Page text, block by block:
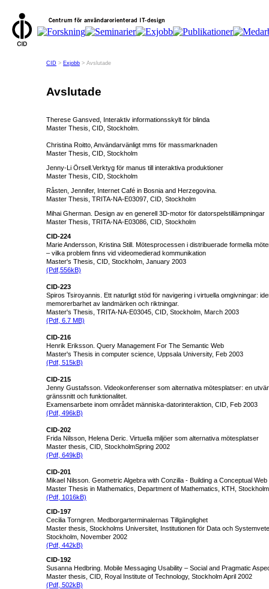
CID > Exjobb > Avslutade
Avslutade
Therese Gansved, Interaktiv informationsskylt för blinda
Master Thesis, CID, Stockholm.
Christina Roitto, Användarvänligt mms för massmarknaden
Master Thesis, CID, Stockholm
Jenny-Li Örsell.Verktyg för manus till interaktiva produktioner
Master Thesis, CID, Stockholm
Råsten, Jennifer, Internet Café in Bosnia and Herzegovina.
Master Thesis, TRITA-NA-E03097, CID, Stockholm
Mihai Gherman. Design av en generell 3D-motor för datorspelstillämpningar
Master Thesis, TRITA-NA-E03086, CID, Stockholm
CID-224
Marie Andersson, Kristina Still. Mötesprocessen i distribuerade formella
– vilka problem finns vid videomedierad kommunikation
Master's Thesis, CID, Stockholm, January 2003
(Pdf,556kB)
CID-223
Spiros Tsiroyannis. Ett naturligt stöd för navigering i virtuella omgivningar:
memorerbarhet av landmärken och riktningar.
Master's Thesis, TRITA-NA-E03045, CID, Stockholm, March 2003
(Pdf, 6.7 MB)
CID-216
Henrik Eriksson. Query Management For The Semantic Web
Master's Thesis in computer science, Uppsala University, Feb 2003
(Pdf, 515kB)
CID-215
Jenny Gustafsson. Videokonferenser som alternativa mötesplatser: en
gränssnitt och funktionalitet.
Examensarbete inom området människa-datorinteraktion, CID, Feb 2003
(Pdf, 496kB)
CID-202
Frida Nilsson, Helena Deric. Virtuella miljöer som alternativa mötesplatser
Master thesis, CID, StockholmSpring 2002
(Pdf, 649kB)
CID-201
Mikael Nilsson. Geometric Algebra with Conzilla - Building a Conceptual
Master Thesis in Mathematics, Department of Mathematics, KTH,
(Pdf, 1016kB)
CID-197
Cecilia Torngren. Medborgarterminalernas Tillgänglighet
Master thesis, Stockholms Universitet, Institutionen för Data och
Stockholm, November 2002
(Pdf, 442kB)
CID-192
Susanna Hedbring. Mobile Messaging Usability – Social and Pragmatic
Master thesis, CID, Royal Institute of Technology, Stockholm April 2002
(Pdf, 502kB)